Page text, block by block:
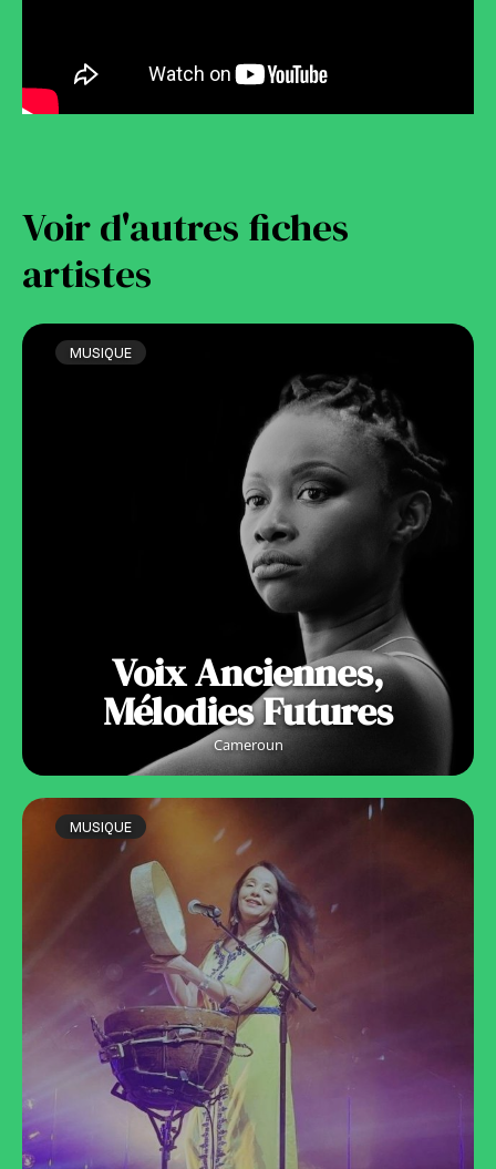
Voir d'autres fiches
artistes
MUSIQUE
Voix Anciennes,
Mélodies Futures
Cameroun
MUSIQUE